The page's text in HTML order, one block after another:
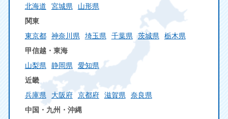
北海道
宮城県
山形県
関東
東京都
神奈川県 埼玉県 千葉県 茨城県
栃木県
甲信越・東海
山梨県
静岡県
愛知県
近畿
兵庫県
大阪府 京都府 滋賀県
奈良県
中国・九州・沖縄